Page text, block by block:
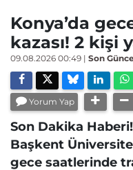
Konya’da
kazası! 2 kişi
09.08.2026 00:49 | Son
Yorum Yap
Son Dakika
Başkent
gece saatlerinde